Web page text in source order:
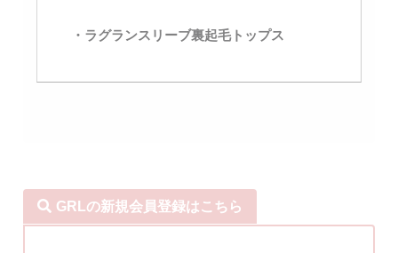
・ラグランスリーブ裏起毛トップス
GRLの新規会員登録はこちら